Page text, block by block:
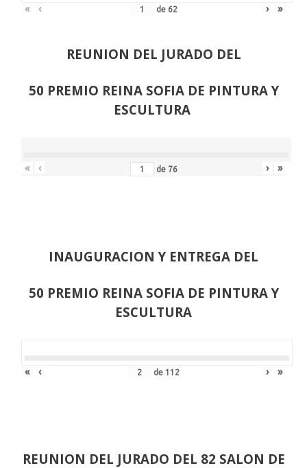
« ‹ de 62 › »
REUNION DEL JURADO DEL
50 PREMIO REINA SOFIA DE PINTURA Y
ESCULTURA
« ‹ de 76 › »
INAUGURACION Y ENTREGA DEL
50 PREMIO REINA SOFIA DE PINTURA Y
ESCULTURA
« ‹ de 112 › »
REUNION DEL JURADO DEL 82 SALON DE